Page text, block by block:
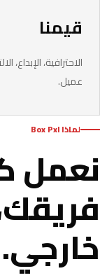
قيمنا
الاحترافية، الإبداع،
عميل.
لماذا Box Pxl
نعمل
خارجي.